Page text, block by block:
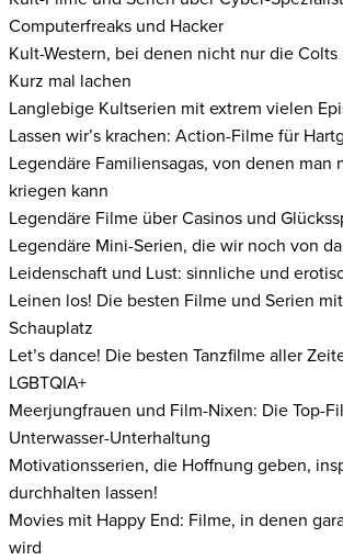
Computerfreaks und Hacker
Kult-Western, bei denen nicht nur die Colts
Kurz mal lachen
Langlebige Kultserien mit extrem vielen
Lassen wir’s krachen: Action-Filme für
Legendäre Familiensagas, von denen man
kriegen kann
Legendäre Filme über Casinos und
Legendäre Mini-Serien, die wir noch von
Leidenschaft und Lust: sinnliche und
Leinen los! Die besten Filme und Serien
Schauplatz
Let’s dance! Die besten Tanzfilme aller
LGBTQIA+
Meerjungfrauen und Film-Nixen: Die Top-
Unterwasser-Unterhaltung
Motivationsserien, die Hoffnung geben,
durchhalten lassen!
Movies mit Happy End: Filme, in denen
wird